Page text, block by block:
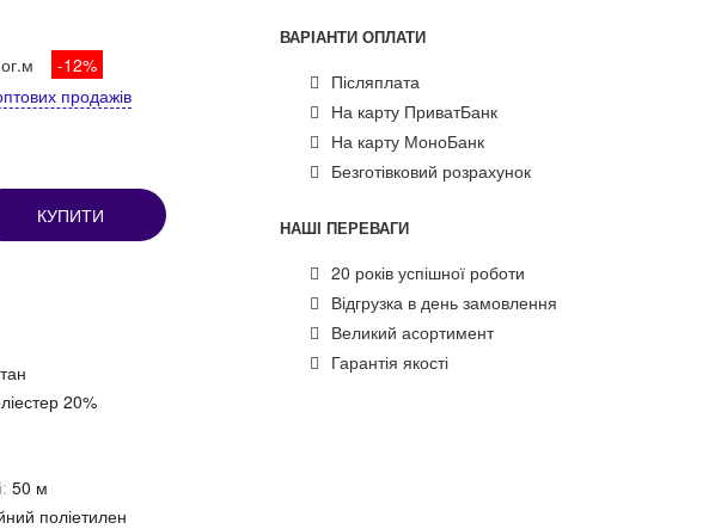
-12%
продажів
КУПИТИ
20%
50 м
поліетилен
ВАРІАНТИ ОПЛАТИ
Післяплата
На карту ПриватБанк
На карту МоноБанк
Безготівковий розрахунок
НАШІ ПЕРЕВАГИ
20 років успішної роботи
Відгрузка в день замовлення
Великий асортимент
Гарантія якості